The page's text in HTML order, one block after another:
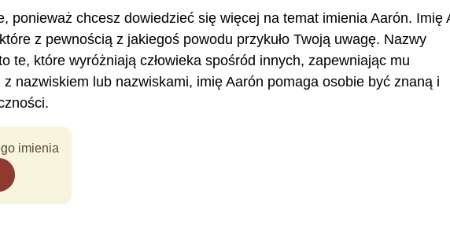
ponieważ chcesz dowiedzieć się więcej na temat imienia Aarón. Imię
z pewnością z jakiegoś powodu przykuło Twoją uwagę. Nazwy
te, które wyróżniają człowieka spośród innych, zapewniając mu
z nazwiskiem lub nazwiskami, imię Aarón pomaga osobie być znaną i
imienia